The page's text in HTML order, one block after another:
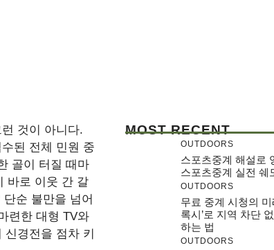
것이 아니다.
된 전체 민원 중
골이 터질 때마
바로 이웃 간 갈
순 불만을 넘어
련한 대형 TV와
경전을 점차 키
MOST RECENT
OUTDOORS
스포츠중계 해설로
스포츠중계 실전 쉐
OUTDOORS
무료 중계 시청의 미
록시’로 지역 차단
하는 법
OUTDOORS